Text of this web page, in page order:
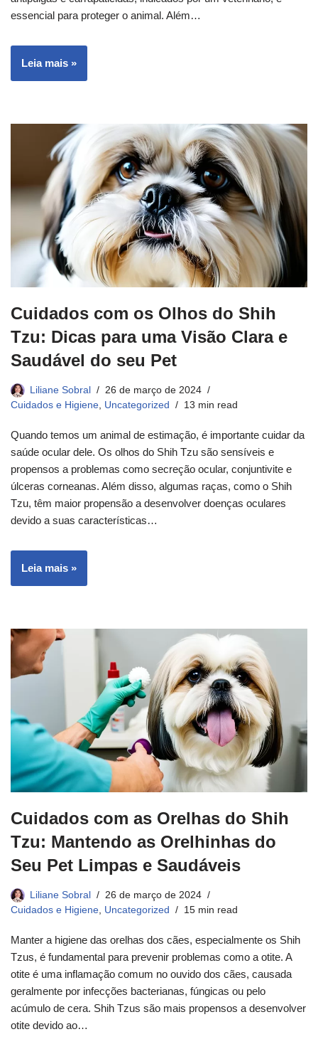
essencial para proteger o animal. Além…
Leia mais »
Cuidados com os Olhos do Shih
Tzu: Dicas para uma Visão Clara e
Saudável do seu Pet
Liliane Sobral
26 de março de 2024
Cuidados e Higiene, Uncategorized 13 min read
Quando temos um animal de estimação, é importante cuidar da
saúde ocular dele. Os olhos do Shih Tzu são sensíveis e
propensos a problemas como secreção ocular, conjuntivite e
úlceras corneanas. Além disso, algumas raças, como o Shih
Tzu, têm maior propensão a desenvolver doenças oculares
devido a suas características…
Leia mais »
Cuidados com as Orelhas do Shih
Tzu: Mantendo as Orelhinhas do
Seu Pet Limpas e Saudáveis
Liliane Sobral
26 de março de 2024
Cuidados e Higiene Uncategorized 15 min read
Manter a higiene das orelhas dos cães, especialmente os Shih
Tzus, é fundamental para prevenir problemas como a otite. A
otite é uma inflamação comum no ouvido dos cães, causada
geralmente por infecções bacterianas, fúngicas ou pelo
acúmulo de cera. Shih Tzus são mais propensos a desenvolver
otite devido ao…